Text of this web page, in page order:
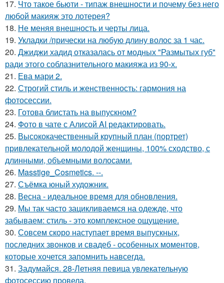
17. Что такое бьюти - типаж внешности и почему без него
любой макияж это лотерея?
18. Не меняя внешность и черты лица.
19. Укладки /прически на любую длину волос за 1 час.
20. Джиджи хадид отказалась от модных "Размытых губ"
ради этого соблазнительного макияжа из 90-х.
21. Ева мари 2.
22. Строгий стиль и женственность: гармония на
фотосессии.
23. Готова блистать на выпускном?
24. Фото в чате с Алисой AI редактировать.
25. Высококачественный крупный план (портрет)
привлекательной молодой женщины, 100% сходство, с
длинными, объемными волосами.
26. Masstige_Cosmetics. --.
27. Съёмка юный художник.
28. Весна - идеальное время для обновления.
29. Мы так часто зацикливаемся на одежде, что
забываем: стиль - это комплексное ощущение.
30. Совсем скоро наступает время выпускных,
последних звонков и свадеб - особенных моментов,
которые хочется запомнить навсегда.
31. Задумайся. 28-Летняя певица увлекательную
фотосессию провела.